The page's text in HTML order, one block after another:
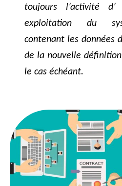
toujours l’activité
exploitation du
contenant les données
de la nouvelle
le cas échéant.